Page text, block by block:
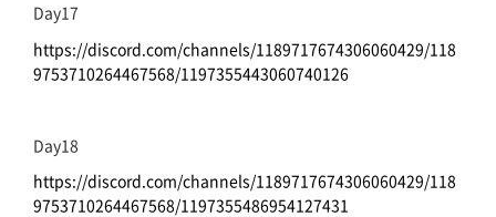
Day17
https://discord.com/channels/1189717674306060429/118
9753710264467568/1197355443060740126
Day18
https://discord.com/channels/1189717674306060429/118
9753710264467568/1197355486954127431